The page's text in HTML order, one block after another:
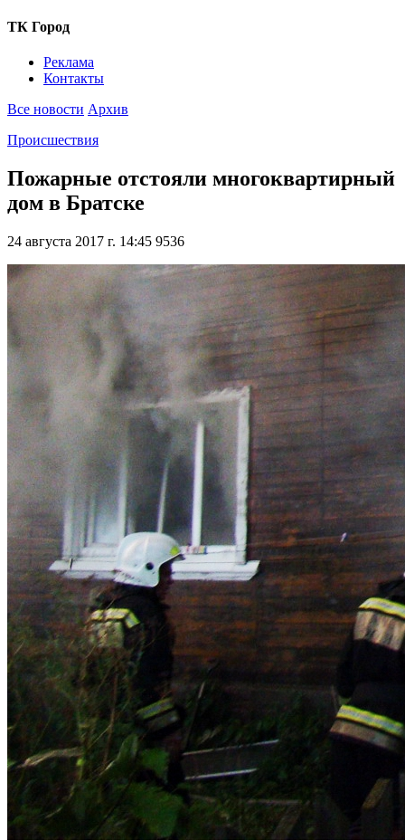
ТК Город
Реклама
Контакты
Все новости Архив
Происшествия
Пожарные отстояли многоквартирный
дом в Братске
24 августа 2017 г. 14:45 9536